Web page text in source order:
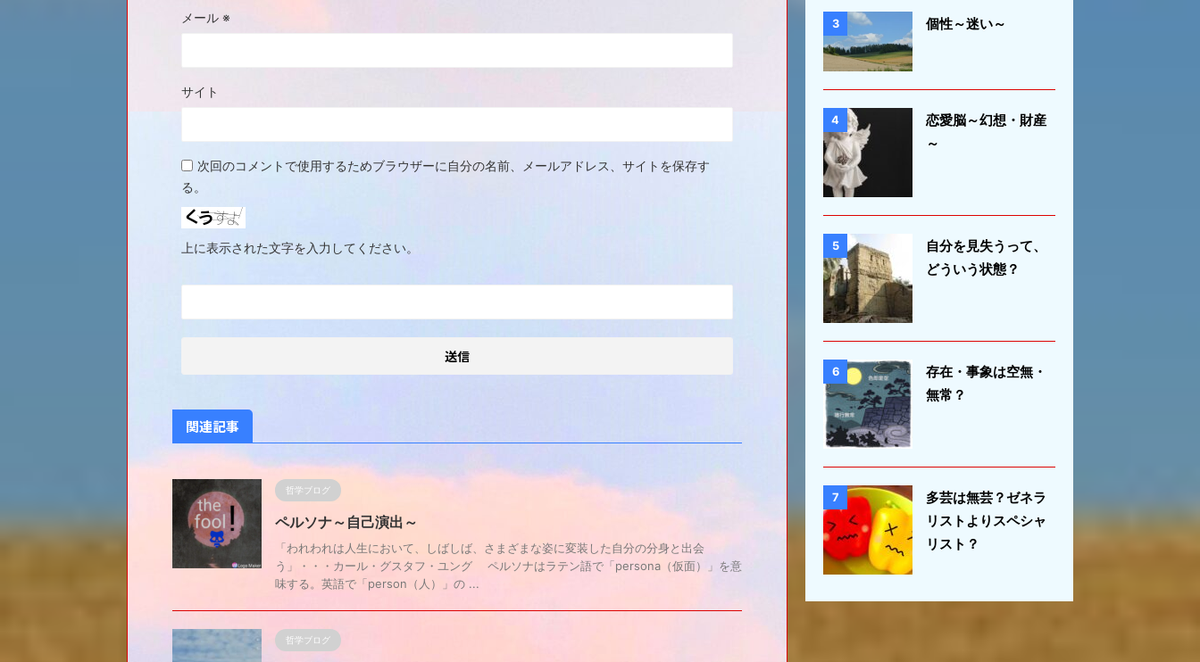
メール ※
サイト
次回のコメントで使用するためブラウザーに自分の名前、メールアドレス、サイトを保存す
る。
上に表示された文字を入力してください。
関連記事
哲学ブログ
ペルソナ～自己演出～
「われわれは人生において、しばしば、さまざまな姿に変装した自分の分身と出会
う」・・・カール・グスタフ・ユング ペルソナはラテン語で「persona（仮面）」を意
味する。英語で「person（人）」の ...
哲学ブログ
3 個性～迷い～
4
恋愛脳～幻想・財産
～
5
自分を見失うって、
どういう状態？
6
存在・事象は空無・
無常？
7
多芸は無芸？ゼネラ
リストよりスペシャ
リスト？